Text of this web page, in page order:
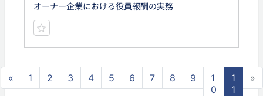
オーナー企業における役員報酬の実務
« 1 2 3 4 5 6 7 8 9
1
0
1
1
»